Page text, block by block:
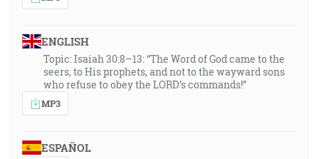
ENGLISH
Topic: Isaiah 30:8–13: “The Word of God came to the
seers, to His prophets, and not to the wayward sons
who refuse to obey the LORD’s commands!”
MP3
ESPAÑOL